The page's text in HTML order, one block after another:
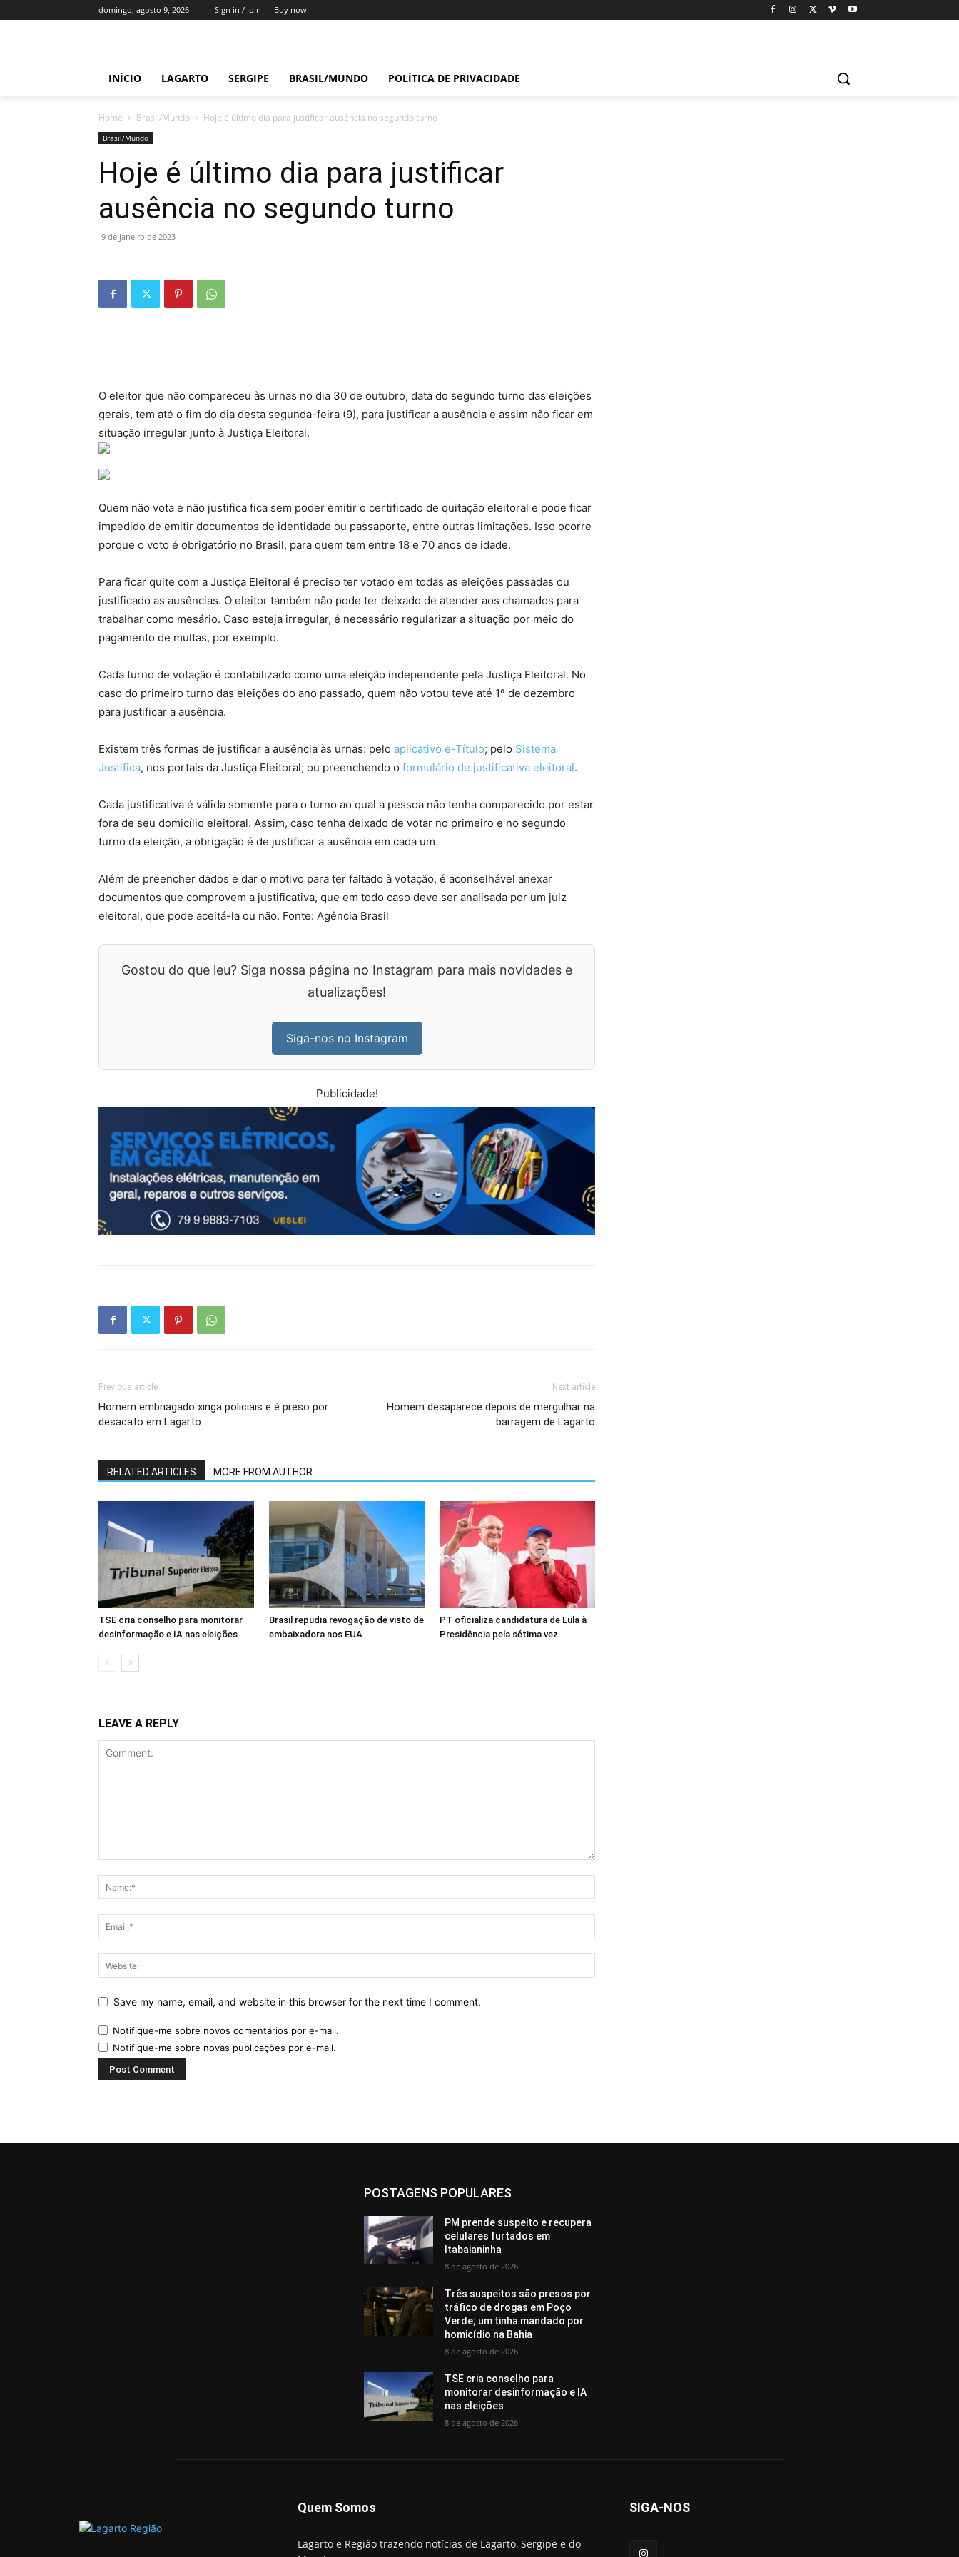
domingo, agosto 9, 2026 Sign in / Join Buy now!
INÍCIO LAGARTO SERGIPE BRASIL/MUNDO POLÍTICA DE PRIVACIDADE
Home Brasil/Mundo Hoje é último dia para justificar ausência no segundo turno
Brasil/Mundo
Hoje é último dia para justificar
ausência no segundo turno
9 de janeiro de 2023
O eleitor que não compareceu às urnas no dia 30 de outubro, data do segundo turno das eleições
gerais, tem até o fim do dia desta segunda-feira (9), para justificar a ausência e assim não ficar em
situação irregular junto à Justiça Eleitoral.
Quem não vota e não justifica fica sem poder emitir o certificado de quitação eleitoral e pode ficar
impedido de emitir documentos de identidade ou passaporte, entre outras limitações. Isso ocorre
porque o voto é obrigatório no Brasil, para quem tem entre 18 e 70 anos de idade.
Para ficar quite com a Justiça Eleitoral é preciso ter votado em todas as eleições passadas ou
justificado as ausências. O eleitor também não pode ter deixado de atender aos chamados para
trabalhar como mesário. Caso esteja irregular, é necessário regularizar a situação por meio do
pagamento de multas, por exemplo.
Cada turno de votação é contabilizado como uma eleição independente pela Justiça Eleitoral. No
caso do primeiro turno das eleições do ano passado, quem não votou teve até 1º de dezembro
para justificar a ausência.
Existem três formas de justificar a ausência às urnas: pelo aplicativo e-Título; pelo Sistema
Justifica, nos portais da Justiça Eleitoral; ou preenchendo o formulário de justificativa eleitoral.
Cada justificativa é válida somente para o turno ao qual a pessoa não tenha comparecido por estar
fora de seu domicílio eleitoral. Assim, caso tenha deixado de votar no primeiro e no segundo
turno da eleição, a obrigação é de justificar a ausência em cada um.
Além de preencher dados e dar o motivo para ter faltado à votação, é aconselhável anexar
documentos que comprovem a justificativa, que em todo caso deve ser analisada por um juiz
eleitoral, que pode aceitá-la ou não. Fonte: Agência Brasil
Gostou do que leu? Siga nossa página no Instagram para mais novidades e
atualizações!
Siga-nos no Instagram
Publicidade!
Previous article
Homem embriagado xinga policiais e é preso por
desacato em Lagarto
Next article
Homem desaparece depois de mergulhar na
barragem de Lagarto
RELATED ARTICLES MORE FROM AUTHOR
TSE cria conselho para monitorar
desinformação e IA nas eleições
Brasil repudia revogação de visto de
embaixadora nos EUA
PT oficializa candidatura de Lula à
Presidência pela sétima vez
LEAVE A REPLY
Save my name, email, and website in this browser for the next time I comment.
Notifique-me sobre novos comentários por e-mail.
Notifique-me sobre novas publicações por e-mail.
POSTAGENS POPULARES
PM prende suspeito e recupera
celulares furtados em
Itabaianinha
8 de agosto de 2026
Três suspeitos são presos por
tráfico de drogas em Poço
Verde; um tinha mandado por
homicídio na Bahia
8 de agosto de 2026
TSE cria conselho para
monitorar desinformação e IA
nas eleições
8 de agosto de 2026
Quem Somos
Lagarto e Região trazendo notícias de Lagarto, Sergipe e do
SIGA-NOS